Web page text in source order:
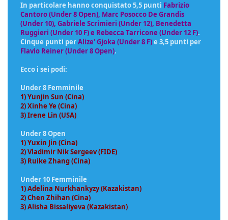
In particolare hanno conquistato 5,5 punti Fabrizio
Cantoro (Under8 Open), Marc Posocco De Grandis
(Under 10), Gabriele Scrimieri (Under 12), Benedetta
Ruggieri (Under 10 F) e Rebecca Tarricone (Under 12 F).
Cinque punti perAlize' Gjoka (Under 8 F)e 3,5 punti per
Flavio Reiner (Under 8 Open).
Ecco i sei podi:
Under 8 Femminile
1) Yunjin Sun (Cina)
2) Xinhe Ye (Cina)
3) Irene Lin (USA)
Under 8 Open
1) Yuxin Jin (Cina)
2) Vladimir Nik Sergeev (FIDE)
3) Ruike Zhang (Cina)
Under 10 Femminile
1) Adelina Nurkhankyzy (Kazakistan)
2) Chen Zhihan (Cina)
3) Alisha Bissaliyeva (Kazakistan)